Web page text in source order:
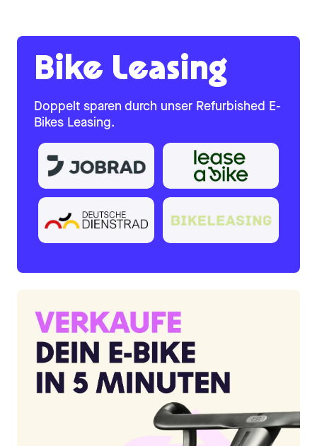
Bike Leasing
Doppelt sparen durch unser Refurbished E-
Bikes Leasing.